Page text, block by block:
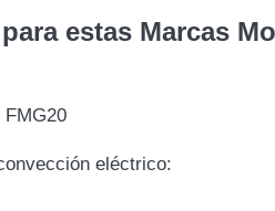
estas Marcas
FMG20
eléctrico: